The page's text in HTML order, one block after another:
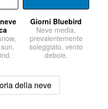
Giorni Bluebird
Neve media,
prevalentemente
soleggiato, vento
debole.
della neve